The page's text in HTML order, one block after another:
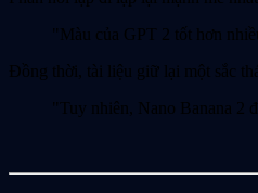
"Màu của GPT 2 tốt hơn
Đồng thời, tài liệu giữ lại một sắc
"Tuy nhiên, Nano Banana 2